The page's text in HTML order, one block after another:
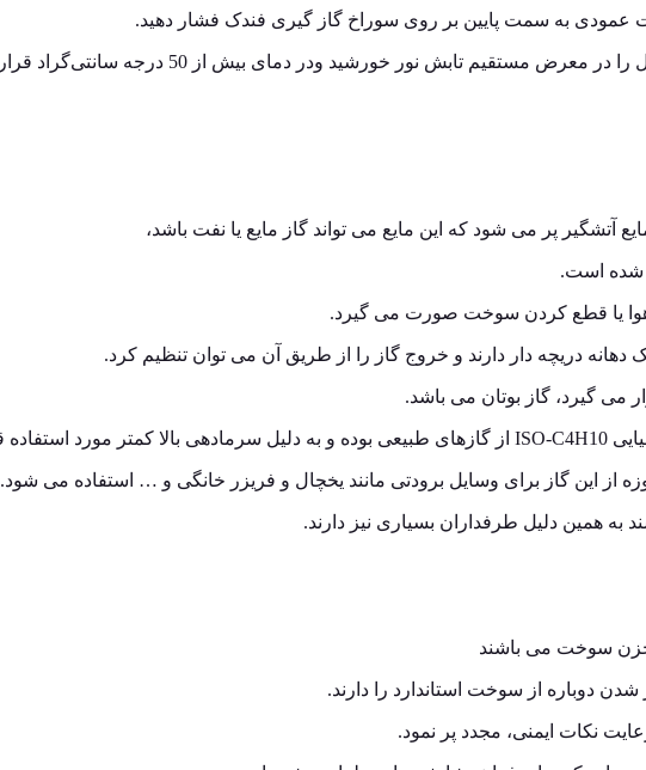
به سمت پایین بر روی سوراخ گاز گیری فندک فشار دهید.
تابش نور خورشید ودر دمای بیش از 50 درجه سانتی‌گراد قرار ندهید.
آتشگیر پر می شود که این مایع می تواند گاز مایع یا نفت باشد،
شده است.
یا قطع کردن سوخت صورت می گیرد.
دریچه دار دارند و خروج گاز را از طریق آن می توان تنظیم کرد.
می گیرد، گاز بوتان می باشد.
از این گاز برای وسایل برودتی مانند یخچال و فریزر خانگی و … استفاده می شود.
همین دلیل طرفداران بسیاری نیز دارند.
مخزن سوخت می باشند
دوباره از سوخت استاندارد را دارند.
نکات ایمنی، مجدد پر نمود.